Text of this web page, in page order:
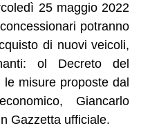
25 maggio 2022
potranno
di nuovi veicoli,
ol Decreto del
misure proposte dal
Giancarlo
Gazzetta ufficiale.